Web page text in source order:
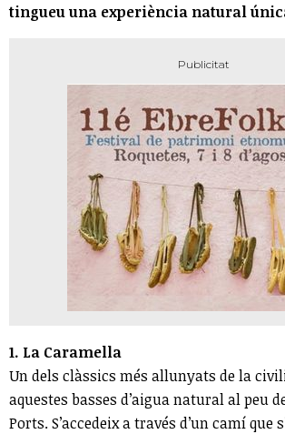
tingueu una experiència natural
1. La Caramella
Un dels clàssics més allunyats de la
aquestes basses d’aigua natural al peu
Ports. S’accedeix a través d’un camí que